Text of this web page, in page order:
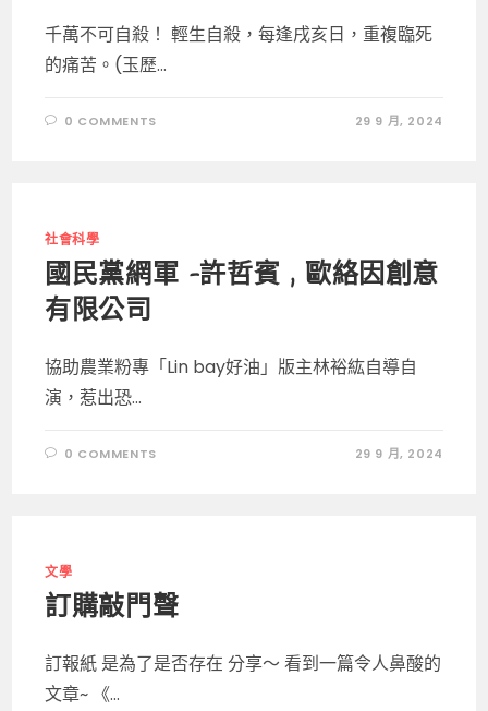
千萬不可自殺！ 輕生自殺，每逢戌亥日，重複臨死
的痛苦。(玉歷...
0 COMMENTS 29 9 月, 2024
社會科學
國民黨網軍 -許哲賓 , 歐絡因創意
有限公司
協助農業粉專「Lin bay好油」版主林裕紘自導自
演，惹出恐...
0 COMMENTS 29 9 月, 2024
文學
訂購敲門聲
訂報紙 是為了是否存在 分享～ 看到一篇令人鼻酸的
文章~ 《...